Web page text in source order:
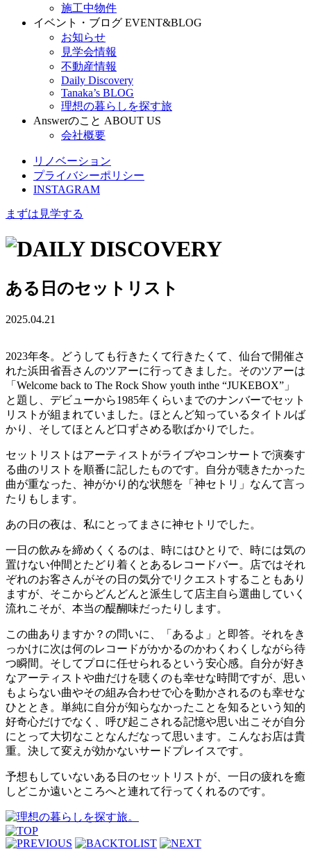
施工中物件
イベント・ブログ EVENT&BLOG
お知らせ
見学会情報
不動産情報
Daily Discovery
Tanaka’s BLOG
理想の暮らしを探す旅
Answerのこと ABOUT US
会社概要
リノベーション
プライバシーポリシー
INSTAGRAM
まずは見学する
ある日のセットリスト
2025.04.21
2023年冬。どうしても行きたくて行きたくて、仙台で開催さ
れた浜田省吾さんのツアーに行ってきました。そのツアーは
「Welcome back to The Rock Show youth inthe “JUKEBOX”」
と題し、デビューから1985年くらいまでのナンバーでセット
リストが組まれていました。ほとんど知っているタイトルば
かり、そしてほとんど口ずさめる歌ばかりでした。
セットリストはアーティストがライブやコンサートで演奏す
る曲のリストを順番に記したものです。自分が聴きたかった
曲が重なった、神がかり的な状態を「神セトリ」なんて言っ
たりもします。
あの日の夜は、私にとってまさに神セトリでした。
一日の飲みを締めくくるのは、時にはひとりで、時には気の
置けない仲間とたどり着くとあるレコードバー。店ではそれ
ぞれのお客さんがその日の気分でリクエストすることもあり
ますが、そこからどんどんと派生して店主自ら選曲していく
流れこそが、本当の醍醐味だったりします。
この曲ありますか？の問いに、「あるよ」と即答。それをき
っかけに次は何のレコードがかかるのかわくわくしながら待
つ瞬間。そしてプロに任せられるという安心感。自分が好き
なアーティストや曲だけを聴くのも幸せな時間ですが、思い
もよらない曲やその組み合わせで心を動かされるのも幸せな
ひととき。単純に自分が知らなかったことを知るという知的
好奇心だけでなく、呼び起こされる記憶や思い出こそが自分
にとって大切なことなんだなって思います。こんなお店は貴
重。決して変えが効かないサードプレイスです。
予想もしていないある日のセットリストが、一日の疲れを癒
しどこか遠いところへと連れて行ってくれるのです。